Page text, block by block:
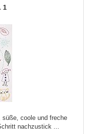
1
süße, coole und freche
nachzustick ...